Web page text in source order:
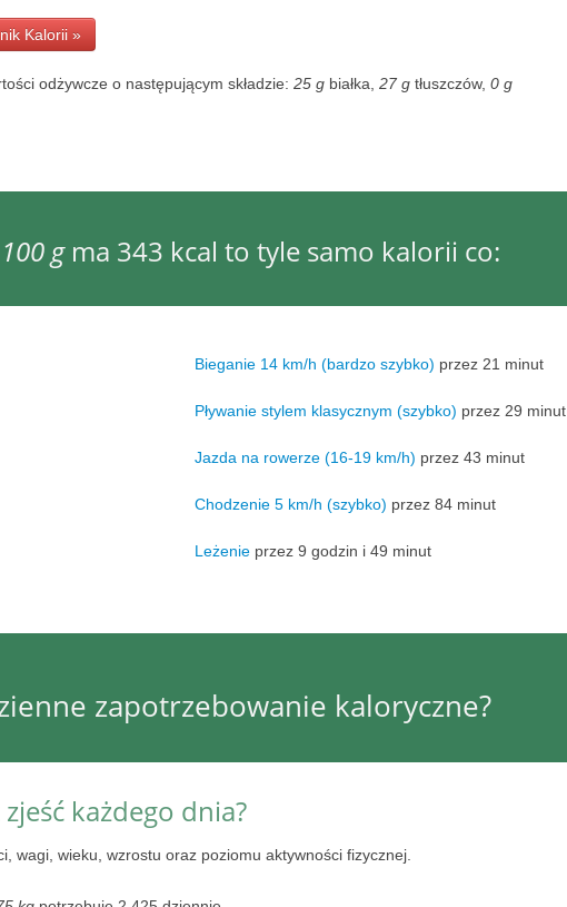
Kalorii »
odżywcze o następującym składzie: 25 g białka, 27 g tłuszczów, 0 g
100 gma 343 kcal to tyle samo kalorii co:
Bieganie 14 km/h (bardzo szybko) przez 21 minut
Pływanie stylem klasycznym (szybko) przez 29 minut
Jazda na rowerze (16-19 km/h) przez 43 minut
Chodzenie 5 km/h (szybko) przez 84 minut
Leżenieprzez 9 godzin i 49 minut
zapotrzebowanie kaloryczne?
każdego dnia?
wagi, wieku, wzrostu oraz poziomu aktywności fizycznej.